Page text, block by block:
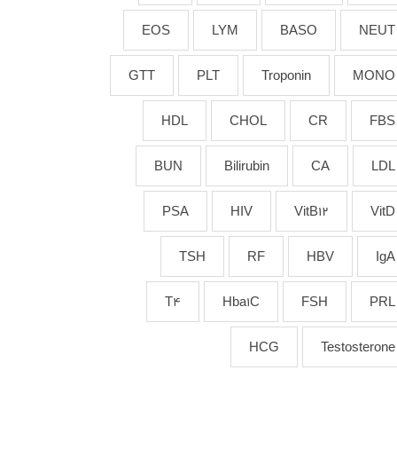
NEUT
BASO
LYM
EOS
MONO
Troponin
PLT
GTT
FBS
CR
CHOL
HDL
LDL
CA
Bilirubin
BUN
VitD
VitB12
HIV
PSA
IgA
HBV
RF
TSH
PRL
FSH
Hba1C
T4
Testosterone
HCG